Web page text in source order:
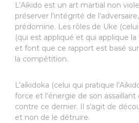
L’Aïkido est un art martial non
préserver l’intégrité de
prédomine. Les rôles de Uke
(qui est appliqué et qui applique
et font que ce rapport est basé
la compétition.
L’aïkidoka (celui qui pratique
force et l’énergie de son
contre ce dernier. Il s’agit de
et non de le détruire.